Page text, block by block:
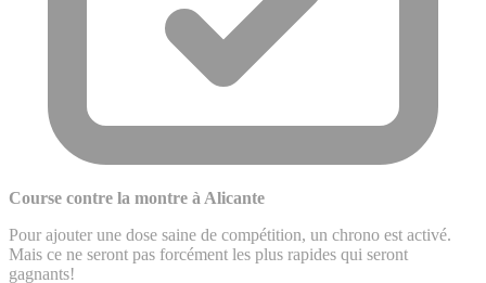
Course contre la montre à Alicante
Pour ajouter une dose saine de compétition, un chrono est activé.
Mais ce ne seront pas forcément les plus rapides qui seront
gagnants!